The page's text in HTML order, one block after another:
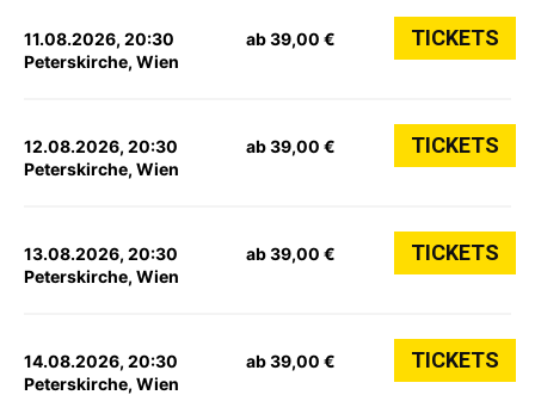
11.08.2026, 20:30
Peterskirche, Wien
ab 39,00 € TICKETS
12.08.2026, 20:30
Peterskirche, Wien
ab 39,00 € TICKETS
13.08.2026, 20:30
Peterskirche, Wien
ab 39,00 € TICKETS
14.08.2026, 20:30
Peterskirche, Wien
ab 39,00 € TICKETS